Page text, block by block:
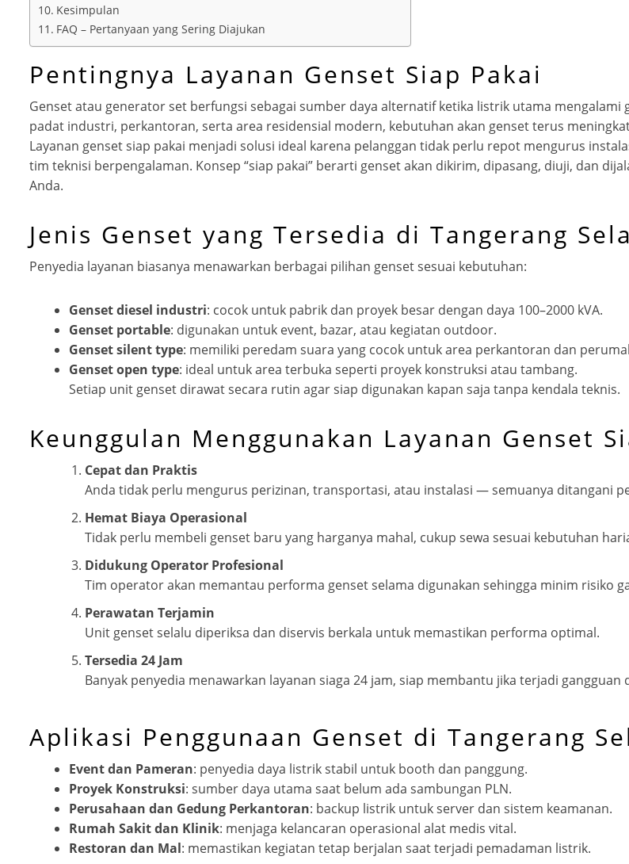
Kesimpulan
FAQ – Pertanyaan yang Sering Diajukan
Pentingnya Layanan Genset Siap Pakai
Genset atau generator set berfungsi sebagai sumber daya alternatif ketika listrik utama mengalami
padat industri, perkantoran, serta area residensial modern, kebutuhan akan genset terus
Layanan genset siap pakai menjadi solusi ideal karena pelanggan tidak perlu repot mengurus
tim teknisi berpengalaman. Konsep “siap pakai” berarti genset akan dikirim, dipasang, diuji, dan
Anda.
Jenis Genset yang Tersedia di Tangerang
Penyedia layanan biasanya menawarkan berbagai pilihan genset sesuai kebutuhan:
Genset diesel industri: cocok untuk pabrik dan proyek besar dengan daya 100–2000 kVA.
Genset portable: digunakan untuk event, bazar, atau kegiatan outdoor.
Genset silent type: memiliki peredam suara yang cocok untuk area perkantoran dan
Genset open type: ideal untuk area terbuka seperti proyek konstruksi atau tambang.
Setiap unit genset dirawat secara rutin agar siap digunakan kapan saja tanpa kendala teknis.
Keunggulan Menggunakan Layanan Genset
Cepat dan Praktis
Anda tidak perlu mengurus perizinan, transportasi, atau instalasi — semuanya ditangani
Hemat Biaya Operasional
Tidak perlu membeli genset baru yang harganya mahal, cukup sewa sesuai kebutuhan
Didukung Operator Profesional
Tim operator akan memantau performa genset selama digunakan sehingga minim risiko
Perawatan Terjamin
Unit genset selalu diperiksa dan diservis berkala untuk memastikan performa optimal.
Tersedia 24 Jam
Banyak penyedia menawarkan layanan siaga 24 jam, siap membantu jika terjadi gangguan
Aplikasi Penggunaan Genset di Tangerang
Event dan Pameran: penyedia daya listrik stabil untuk booth dan panggung.
Proyek Konstruksi: sumber daya utama saat belum ada sambungan PLN.
Perusahaan dan Gedung Perkantoran: backup listrik untuk server dan sistem keamanan.
Rumah Sakit dan Klinik: menjaga kelancaran operasional alat medis vital.
Restoran dan Mal: memastikan kegiatan tetap berjalan saat terjadi pemadaman listrik.